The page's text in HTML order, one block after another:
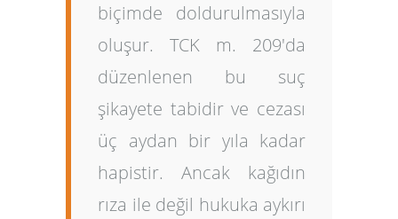
biçimde doldurulmasıyla
oluşur. TCK m. 209'da
düzenlenen bu suç
şikayete tabidir ve cezası
üç aydan bir yıla kadar
hapistir. Ancak kağıdın
rıza ile değil hukuka aykırı